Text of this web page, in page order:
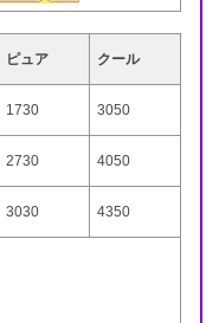
ピュア クール
1730 3050
2730 4050
3030 4350